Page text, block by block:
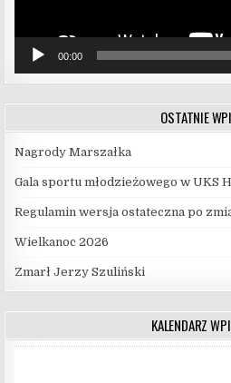
00:00
OSTATNIE
Nagrody Marszałka
Gala sportu młodzieżowego w UKS
Regulamin wersja ostateczna po
Wielkanoc 2026
Zmarł Jerzy Szuliński
KALENDARZ